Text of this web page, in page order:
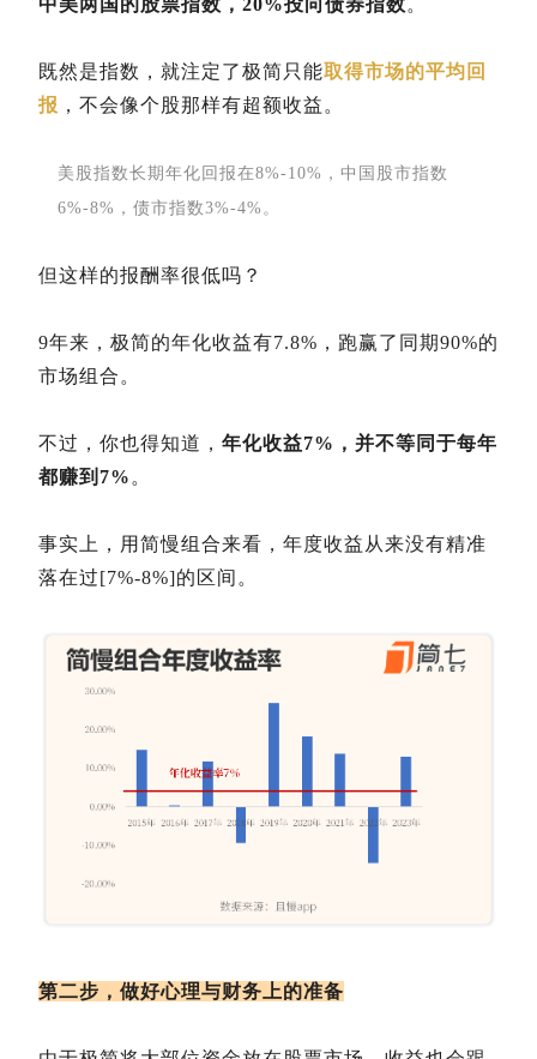
中美两国的股票指数，20%投向债券指数。
既然是指数，就注定了极简只能取得市场的平均回
报 ，不会像个股那样有超额收益。
美股指数长期年化回报在8%-10%，中国股市指数
6%-8%，债市指数3%-4%。
但这样的报酬率很低吗？
9年来，极简的年化收益有7.8%，跑赢了同期90%的
市场组合。
不过，你也得知道， 年化收益7%，并不等同于每年
都赚到7% 。
事实上，用简慢组合来看，年度收益从来没有精准
落在过[7%-8%]的区间。
第二步，做好心理与财务上的准备